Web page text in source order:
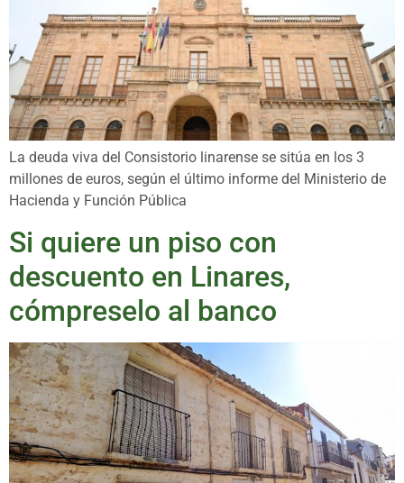
La deuda viva del Consistorio linarense se sitúa en los 3
millones de euros, según el último informe del Ministerio de
Hacienda y Función Pública
Si quiere un piso con
descuento en Linares,
cómpreselo al banco